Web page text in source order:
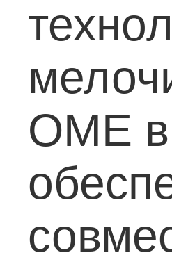
OME